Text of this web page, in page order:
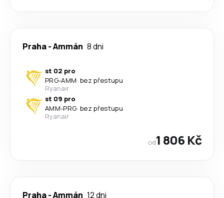
Praha-Ammán 8 dni
st 02 pro
PRG-AMM· bez přestupu
Ryanair
st 09 pro
AMM-PRG· bez přestupu
Ryanair
od1 806 Kč
Praha-Ammán 12 dni